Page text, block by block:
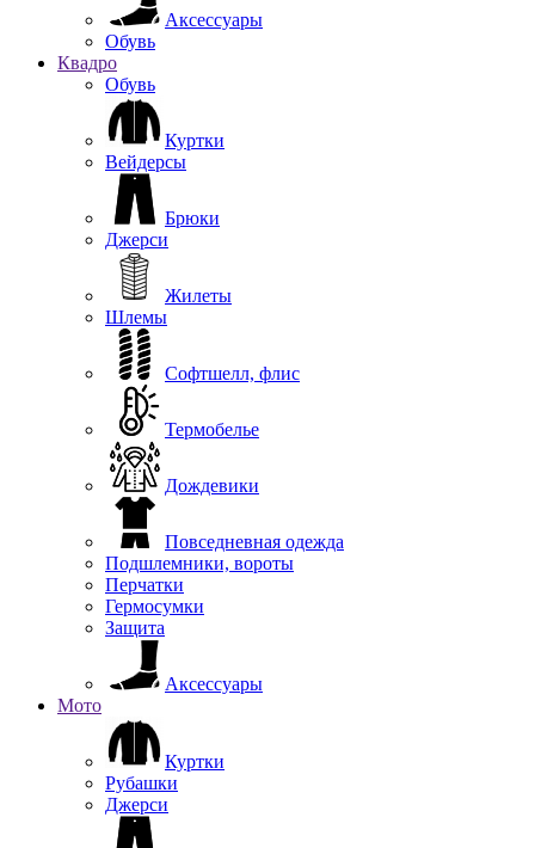
Аксессуары
Обувь
Квадро
Обувь
Куртки
Вейдерсы
Брюки
Джерси
Жилеты
Шлемы
Софтшелл, флис
Термобелье
Дождевики
Повседневная одежда
Подшлемники, вороты
Перчатки
Гермосумки
Защита
Аксессуары
Мото
Куртки
Рубашки
Джерси